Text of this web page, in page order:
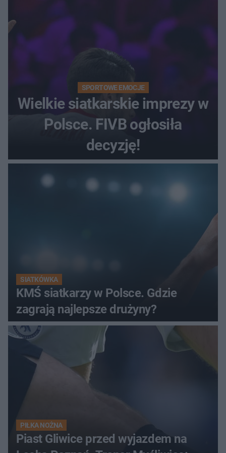
SPORTOWE EMOCJE
Wielkie siatkarskie imprezy w
Polsce. FIVB ogłosiła
decyzję!
SIATKÓWKA
KMŚ siatkarzy w Polsce. Gdzie
zagrają najlepsze drużyny?
PIŁKA NOŻNA
Piast Gliwice przed wyjazdem na